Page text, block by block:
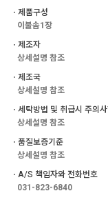
ㆍ제품구성
이불솜1장
ㆍ제조자
상세설명 참조
ㆍ제조국
상세설명 참조
ㆍ세탁방법 및 취급시 주의
상세설명 참조
ㆍ품질보증기준
상세설명 참조
ㆍA/S 책임자와 전화번호
031-823-6840